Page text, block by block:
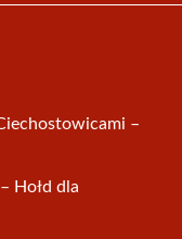
–
Hołd dla